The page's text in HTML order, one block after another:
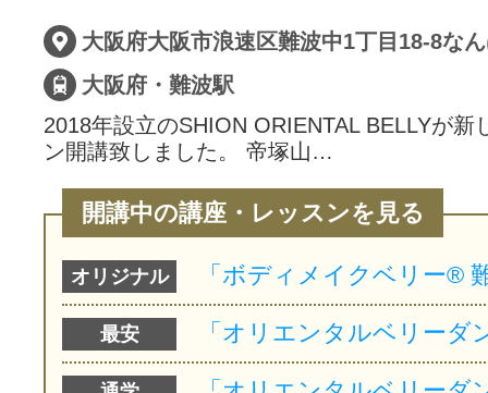
大阪府・難波駅
2018年設立のSHION ORIENTAL BELLYが新
ン開講致しました。 帝塚山…
開講中の講座・レッスンを見る
オリジナル
最安